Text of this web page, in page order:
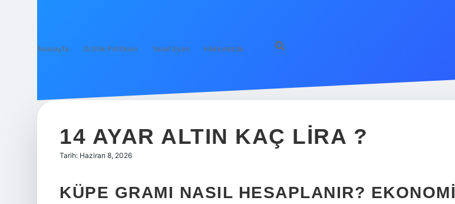
Anasayfa Gizlilik Politikası Yasal Uyarı Hakkımızda
14 AYAR ALTIN KAÇ LIRA ?
Tarih: Haziran 8, 2026
KÜPE GRAMI NASIL HESAPLANIR? EKONOMI